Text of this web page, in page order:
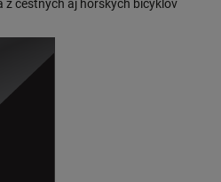
z cestných aj horských bicyklov